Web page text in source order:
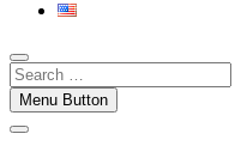
Menu Button